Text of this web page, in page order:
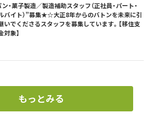
・菓子製造／製造補助スタッフ（正社員・パート・
バイト）”募集★☆大正8年からのバトンを未来に引
いでくださるスタッフを募集しています。【移住支
対象】
もっとみる